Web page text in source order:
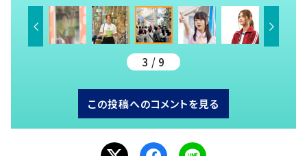
3 / 9
この投稿へのコメントを見る